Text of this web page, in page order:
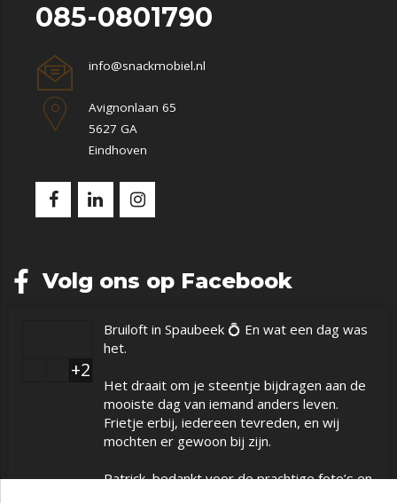
085-0801790
info@snackmobiel.nl
Avignonlaan 65
5627 GA
Eindhoven
Volg ons op Facebook
Bruiloft in Spaubeek 💍 En wat een dag was
het.
Het draait om je steentje bijdragen aan de
mooiste dag van iemand anders leven.
Frietje erbij, iedereen tevreden, en wij
mochten er gewoon bij zijn.
Patrick, bedankt voor de prachtige foto’s en
+2